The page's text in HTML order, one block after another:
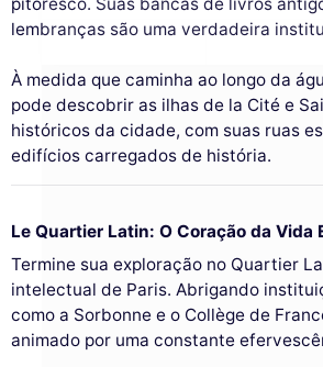
lembranças são uma verdadeira
À medida que caminha ao longo da
pode descobrir as ilhas de la Cité e
históricos da cidade, com suas ruas
edifícios carregados de história.
Le Quartier Latin: O Coração da Vida
Termine sua exploração no Quartier
intelectual de Paris. Abrigando
como a Sorbonne e o Collège de
animado por uma constante